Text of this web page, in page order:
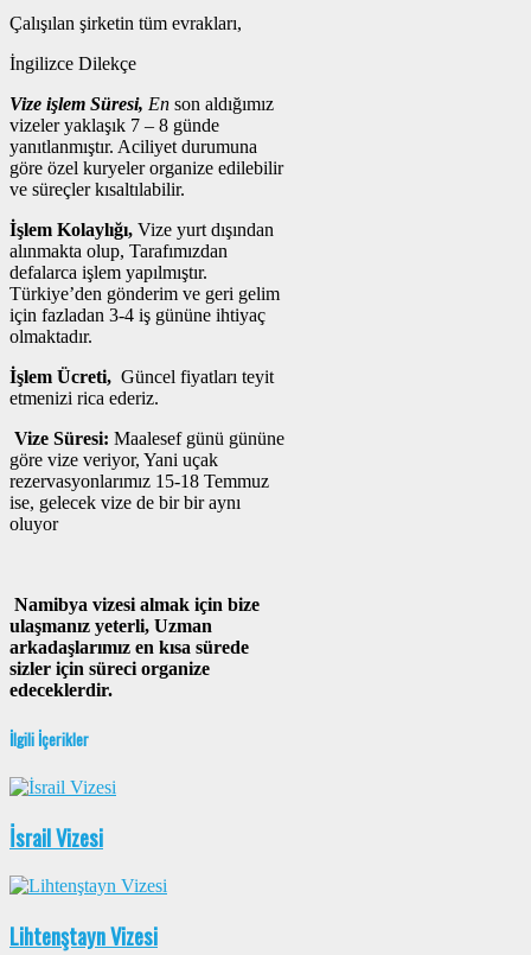
Çalışılan şirketin tüm evrakları,
İngilizce Dilekçe
Vize işlem Süresi, En son aldığımız
vizeler yaklaşık 7 – 8 günde
yanıtlanmıştır. Aciliyet durumuna
göre özel kuryeler organize edilebilir
ve süreçler kısaltılabilir.
İşlem Kolaylığı, Vize yurt dışından
alınmakta olup, Tarafımızdan
defalarca işlem yapılmıştır.
Türkiye’den gönderim ve geri gelim
için fazladan 3-4 iş gününe ihtiyaç
olmaktadır.
İşlem Ücreti, Güncel fiyatları teyit
etmenizi rica ederiz.
Vize Süresi: Maalesef günü gününe
göre vize veriyor, Yani uçak
rezervasyonlarımız 15-18 Temmuz
ise, gelecek vize de bir bir aynı
oluyor
Namibya vizesi almak için bize
ulaşmanız yeterli, Uzman
arkadaşlarımız en kısa sürede
sizler için süreci organize
edeceklerdir.
İlgili İçerikler
İsrail Vizesi
Lihtenştayn Vizesi